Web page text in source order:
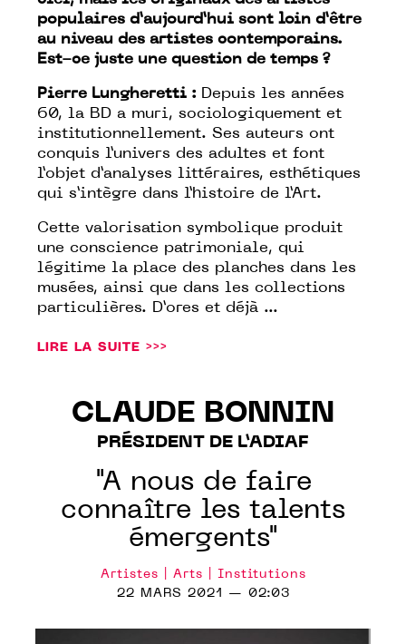
populaires d’aujourd’hui sont loin d’être
au niveau des artistes contemporains.
Est-ce juste une question de temps ?
Pierre Lungheretti : Depuis les années
60, la BD a muri, sociologiquement et
institutionnellement. Ses auteurs ont
conquis l’univers des adultes et font
l’objet d’analyses littéraires, esthétiques
qui s’intègre dans l’histoire de l’Art.
Cette valorisation symbolique produit
une conscience patrimoniale, qui
légitime la place des planches dans les
musées, ainsi que dans les collections
particulières. D’ores et déjà ...
LIRE LA SUITE >>>
CLAUDE BONNIN
PRÉSIDENT DE L’ADIAF
"A nous de faire
connaître les talents
émergents"
Artistes | Arts | Institutions
22 MARS 2021 — 02:03